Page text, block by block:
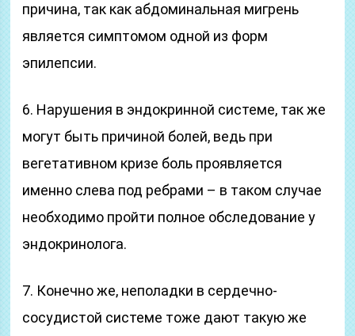
причина, так как абдоминальная мигрень
является симптомом одной из форм
эпилепсии.
6. Нарушения в эндокринной системе, так же
могут быть причиной болей, ведь при
вегетативном кризе боль проявляется
именно слева под ребрами – в таком случае
необходимо пройти полное обследование у
эндокринолога.
7. Конечно же, неполадки в сердечно-
сосудистой системе тоже дают такую же